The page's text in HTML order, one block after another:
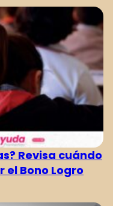
Revisa cuándo
Bono Logro